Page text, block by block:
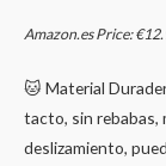
Amazon.es Price:€
🐱 Material
tacto, sin rebabas,
deslizamiento,